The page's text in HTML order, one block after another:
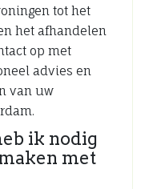
tot het
het afhandelen
op met
advies en
van uw
ik nodig
met